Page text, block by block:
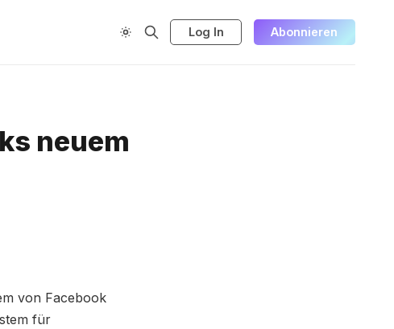
Log In Abonnieren
neuem
von Facebook
für